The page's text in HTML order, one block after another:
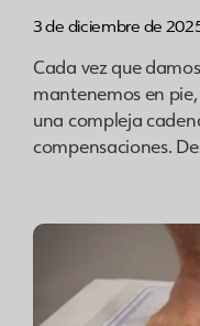
3 de diciembre de
Cada vez que
mantenemos en
una compleja
compensaciones.